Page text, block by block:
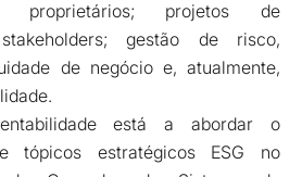
proprietários; projetos de
gestão de risco,
de negócio e, atualmente,
está a abordar o
tópicos estratégicos ESG no